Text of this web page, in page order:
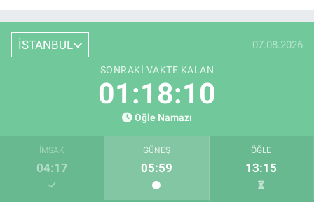
İSTANBUL 07.08.2026
SONRAKI VAKTE KALAN
01:18:09
Öğle Namazı
İMSAK
04:17
GÜNEŞ
05:59
ÖĞLE
13:15